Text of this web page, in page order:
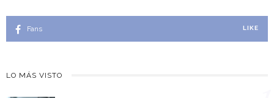
Fans LIKE
LO MÁS VISTO